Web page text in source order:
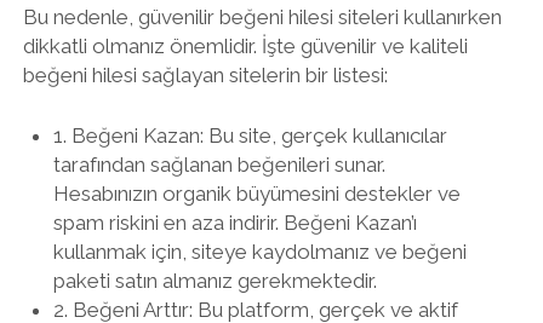
Bu nedenle, güvenilir beğeni hilesi siteleri kullanırken
dikkatli olmanız önemlidir. İşte güvenilir ve kaliteli
beğeni hilesi sağlayan sitelerin bir listesi:
1. Beğeni Kazan: Bu site, gerçek kullanıcılar
tarafından sağlanan beğenileri sunar.
Hesabınızın organik büyümesini destekler ve
spam riskini en aza indirir. Beğeni Kazan’ı
kullanmak için, siteye kaydolmanız ve beğeni
paketi satın almanız gerekmektedir.
2. Beğeni Arttır: Bu platform, gerçek ve aktif